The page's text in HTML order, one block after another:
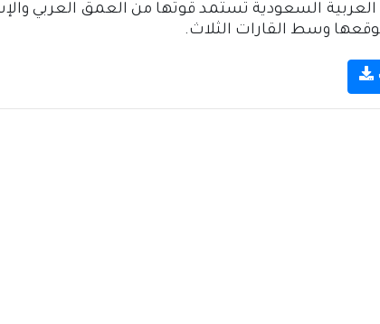
السعودية تستمد قوتها من العمق العربي
وسط القارات الثلاث.